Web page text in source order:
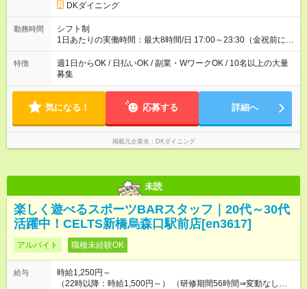
DKダイニング
勤務時間
シフト制
1日あたりの実働時間：最大8時間/日 17:00～23:30（金祝前に関
しては翌5:00まで） ★上記時間から1日3時間～OK ★週1日～
OK◎ ※22時以降勤務は18歳以上(法令による) ■自由シフト制
特徴
週1日からOK / 日払いOK / 副業・WワークOK / 10名以上の大量
募集
気になる！ 応募する 詳細へ
掲載元企業名 DKダイニング
未読
楽しく遊べるスポーツBARスタッフ｜20代～30代
活躍中！CELTS新橋烏森口駅前店[en3617]
アルバイト 職種未経験OK
給与
時給1,250円～
（22時以降：時給1,500円～） （研修期間56時間⇒変動なし） ■